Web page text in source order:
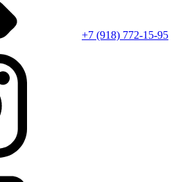
+7 (918) ‎772-15-95